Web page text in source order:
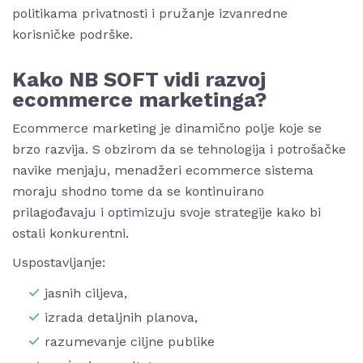
politikama privatnosti i pružanje izvanredne
korisničke podrške.
Kako NB SOFT vidi razvoj
ecommerce marketinga?
Ecommerce marketing je dinamično polje koje se
brzo razvija. S obzirom da se tehnologija i potrošačke
navike menjaju, menadžeri ecommerce sistema
moraju shodno tome da se kontinuirano
prilagođavaju i optimizuju svoje strategije kako bi
ostali konkurentni.
Uspostavljanje:
jasnih ciljeva,
izrada detaljnih planova,
razumevanje ciljne publike